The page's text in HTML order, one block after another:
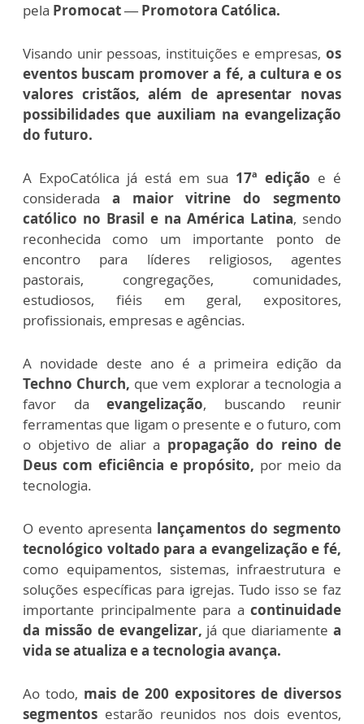
pela Promocat — Promotora Católica.
Visando unir pessoas, instituições e empresas, os
eventos buscam promover a fé, a cultura e os
valores cristãos, além de apresentar novas
possibilidades que auxiliam na evangelização
do futuro.
A ExpoCatólica já está em sua 17ª edição e é
considerada a maior vitrine do segmento
católico no Brasil e na América Latina, sendo
reconhecida como um importante ponto de
encontro para líderes religiosos, agentes
pastorais, congregações, comunidades,
estudiosos, fiéis em geral, expositores,
profissionais, empresas e agências.
A novidade deste ano é a primeira edição da
Techno Church, que vem explorar a tecnologia a
favor da evangelização, buscando reunir
ferramentas que ligam o presente e o futuro, com
o objetivo de aliar a propagação do reino de
Deus com eficiência e propósito, por meio da
tecnologia.
O evento apresenta lançamentos do segmento
tecnológico voltado para a evangelização e fé,
como equipamentos, sistemas, infraestrutura e
soluções específicas para igrejas. Tudo isso se faz
importante principalmente para a continuidade
da missão de evangelizar, já que diariamentea
vida se atualiza e a tecnologia avança.
Ao todo, mais de 200 expositores de diversos
segmentos estarão reunidos nos dois eventos,